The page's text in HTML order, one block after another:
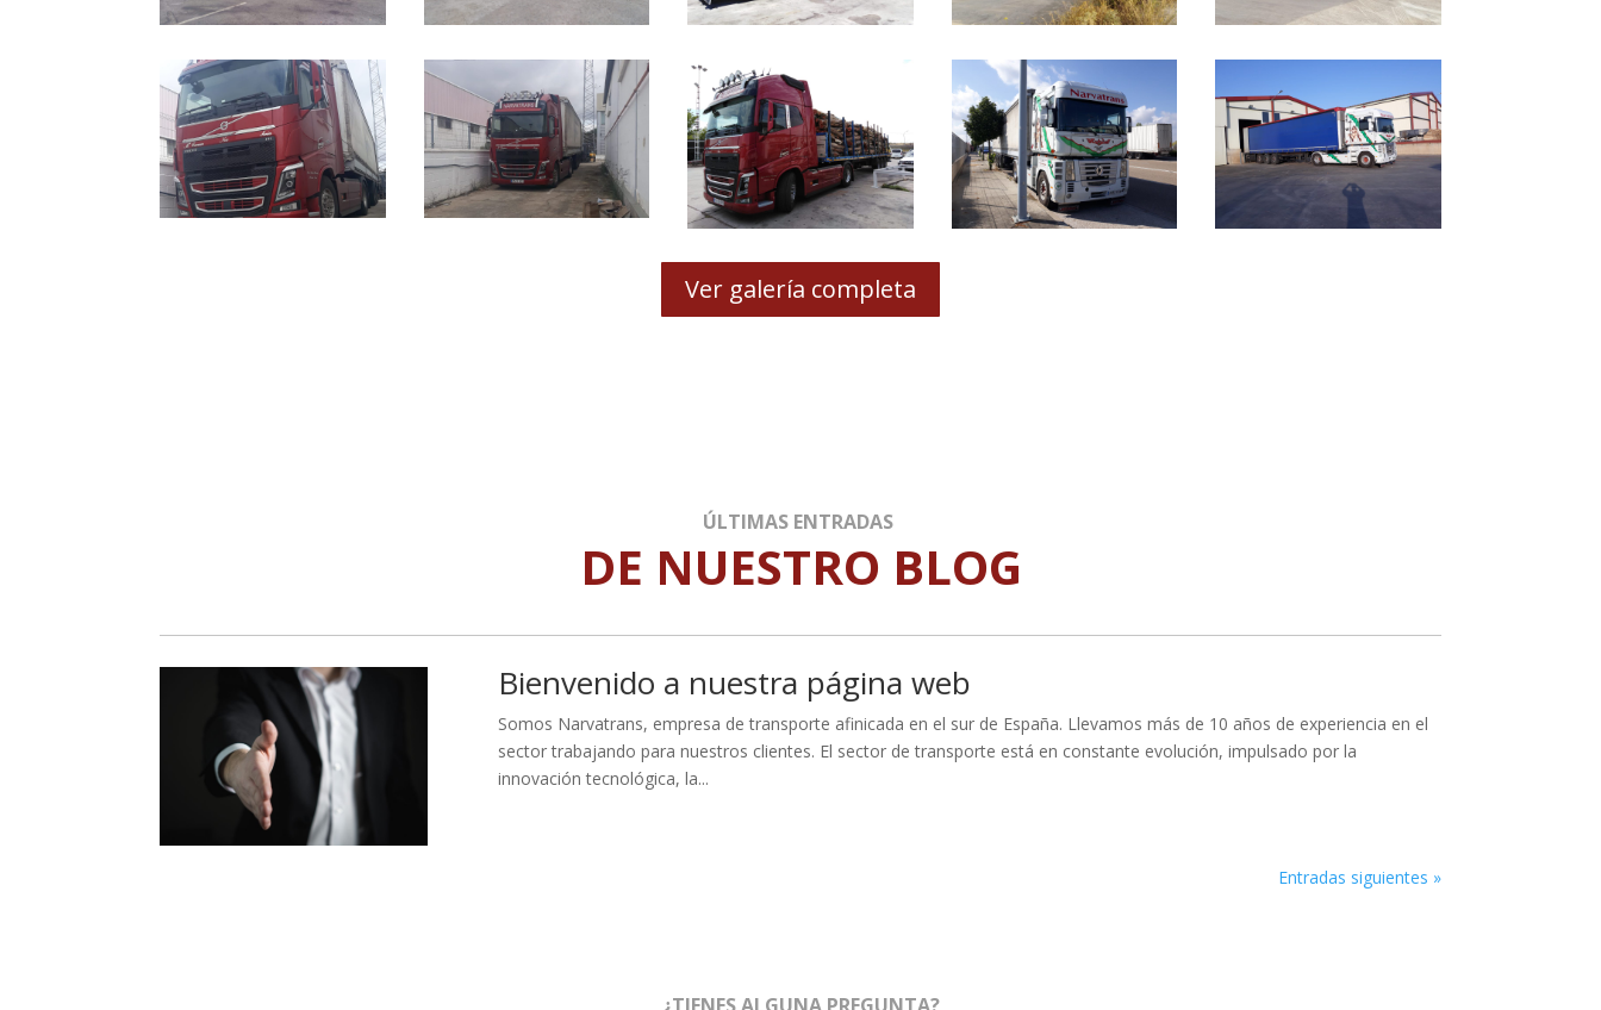
Ver galería completa
ÚLTIMAS ENTRADAS
DE NUESTRO BLOG
Bienvenido a nuestra página web
Somos Narvatrans, empresa de transporte afinicada en el sur de España. Llevamos más de 10 años de experiencia en el
sector trabajando para nuestros clientes. El sector de transporte está en constante evolución, impulsado por la
innovación tecnológica, la...
Entradas siguientes »